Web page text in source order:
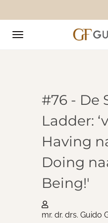
Toggle
#76 - De
Ladder:
Having
Doing
Being!'
mr. dr. drs. Guido